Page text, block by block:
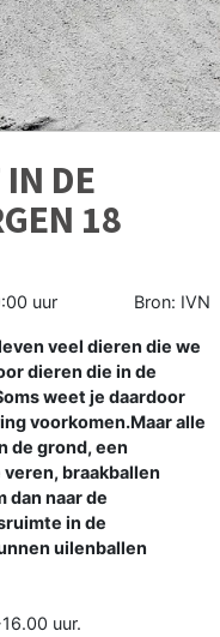
DE
18
uur Bron: IVN
veel dieren die we
dieren die in de
weet je daardoor
voorkomen.Maar alle
de grond, een
braakballen
dan naar de
in de
uilenballen
uur.